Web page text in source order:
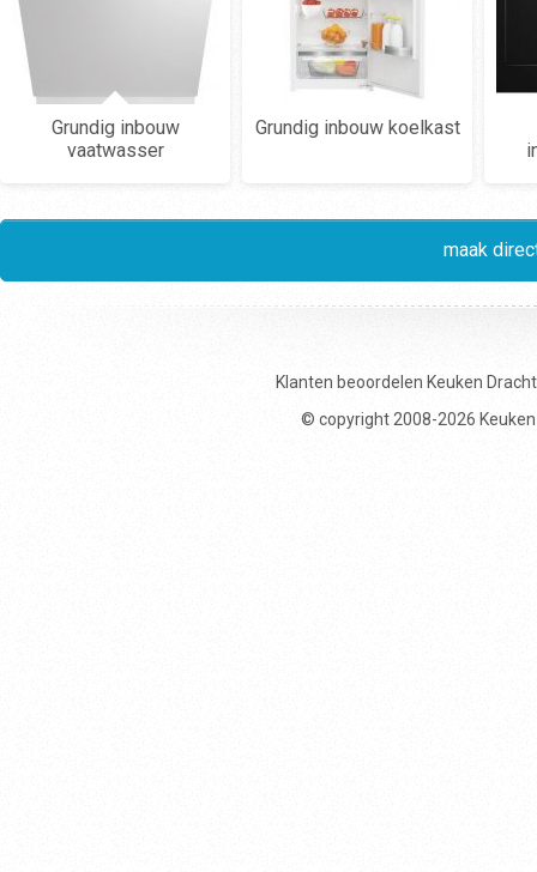
Grundig inbouw
vaatwasser
Grundig inbouw koelkast
maak
Klanten beoordelen Keuken
© copyright 2008-2026